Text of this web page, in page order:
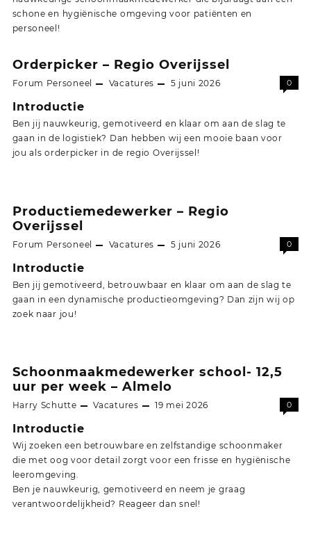
schone en hygiënische omgeving voor patiënten en
personeel!
Orderpicker – Regio Overijssel
Forum Personeel Vacatures 5 juni 2026 0
Introductie
Ben jij nauwkeurig, gemotiveerd en klaar om aan de slag te
gaan in de logistiek? Dan hebben wij een mooie baan voor
jou als orderpicker in de regio Overijssel!
Productiemedewerker – Regio
Overijssel
Forum Personeel Vacatures 5 juni 2026 0
Introductie
Ben jij gemotiveerd, betrouwbaar en klaar om aan de slag te
gaan in een dynamische productieomgeving? Dan zijn wij op
zoek naar jou!
Schoonmaakmedewerker school- 12,5
uur per week – Almelo
Harry Schutte Vacatures 19 mei 2026 0
Introductie
Wij zoeken een betrouwbare en zelfstandige schoonmaker
die met oog voor detail zorgt voor een frisse en hygiënische
leeromgeving.
Ben je nauwkeurig, gemotiveerd en neem je graag
verantwoordelijkheid? Reageer dan snel!